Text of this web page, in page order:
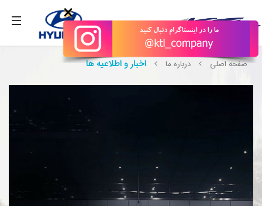
×
صفحه اصلی درباره ما اخبار و اطلاعیه ها